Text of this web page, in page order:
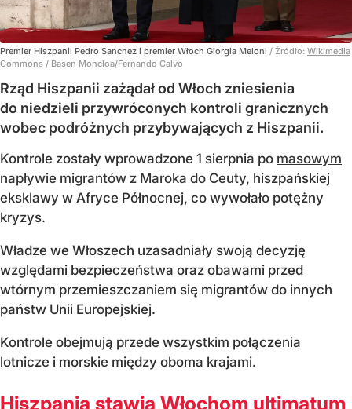
Premier Hiszpanii Pedro Sanchez i premier Włoch Giorgia Meloni / Źródło: Wikimedia
Commons / Basen Moncloa/Fernando Calvo
Rząd Hiszpanii zażądał od Włoch zniesienia
do niedzieli przywróconych kontroli granicznych
wobec podróżnych przybywających z Hiszpanii.
Kontrole zostały wprowadzone 1 sierpnia po masowym
napływie migrantów z Maroka do Ceuty, hiszpańskiej
eksklawy w Afryce Północnej, co wywołało potężny
kryzys.
Władze we Włoszech uzasadniały swoją decyzję
względami bezpieczeństwa oraz obawami przed
wtórnym przemieszczaniem się migrantów do innych
państw Unii Europejskiej.
Kontrole obejmują przede wszystkim połączenia
lotnicze i morskie między oboma krajami.
Hiszpania stawia Włochom ultimatum